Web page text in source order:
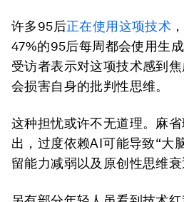
许多95后正在使用这项技术
47%的95后每周都会使用生
受访者表示对这项技术感到
会损害自身的批判性思维。
这种担忧或许不无道理。麻
出，过度依赖AI可能导致“大
留能力减弱以及原创性思维衰